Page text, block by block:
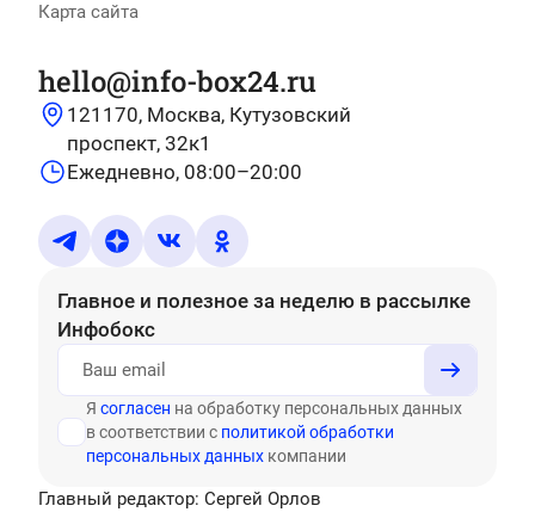
Карта сайта
hello@info-box24.ru
121170, Москва, Кутузовский
проспект, 32к1
Ежедневно, 08:00–20:00
Главное и полезное за неделю в рассылке
Инфобокс
Я согласен на обработку персональных данных
в соответствии с политикой обработки
персональных данных компании
Главный редактор: Сергей Орлов